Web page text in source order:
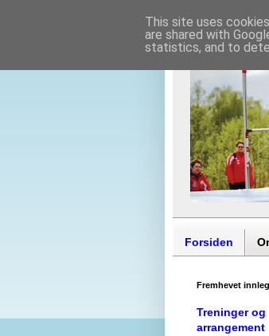
Forsiden
Fremhevet
Treninger og
arrangement
This site uses
are shared with
statistics, and to